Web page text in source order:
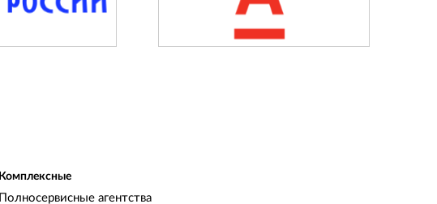
Комплексные
Полносервисные агентства